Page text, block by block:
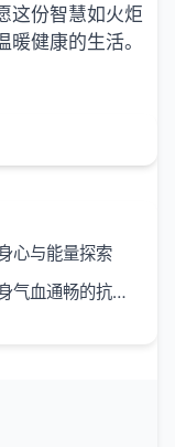
这份智慧如火炬
健康的生活。
心与能量探索
推按虎口一分钟 解锁全身气血通畅的抗衰捷径